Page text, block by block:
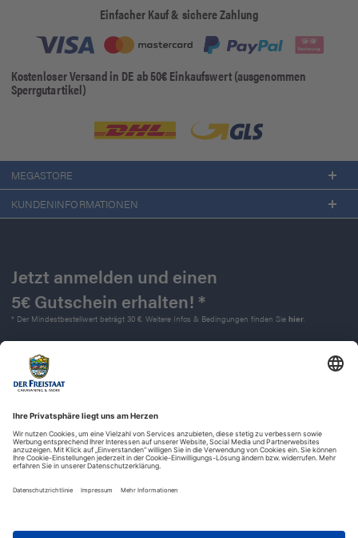
Einfacher Kauf & sichere Zahlung
Kostenloser Versand in DE ab 50€ Einkaufswert (ausgenommen
Sperrgutartikel)
MEGASTORE
KUNDENINFORMATIONEN
Jetzt anmelden und einen
5€ Gutschein erhalten! *
* Der Mindestbestellwert beträgt 30 €. Weitere Infos & Bedingungen finden Sie hier.